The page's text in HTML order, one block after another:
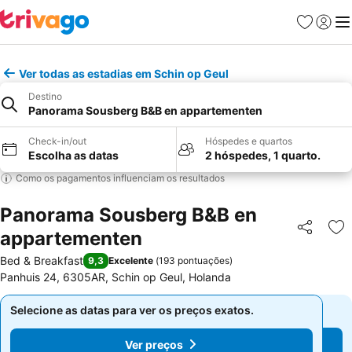
Favoritos
Iniciar
Ver todas as estadias em Schin op Geul
Destino
Panorama Sousberg B&B en appartementen
Check-in/out
Escolha as datas
Hóspedes e quartos
2 hóspedes, 1 quarto.
Como os pagamentos influenciam os resultados
Panorama Sousberg B&B en
appartementen
Partilhar
Bed & Breakfast 9,3 Excelente (193 pontuações)
Panhuis 24, 6305AR, Schin op Geul, Holanda
Selecione as datas para ver os preços exatos.
Ver preços
Selecione as datas para ver os preços exatos.
Ver preços